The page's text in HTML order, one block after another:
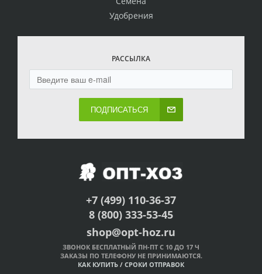
Удобрения
РАССЫЛКА
ПОДПИСАТЬСЯ
+7 (499) 110-36-37
8 (800) 333-53-45
shop@opt-hoz.ru
ЗВОНОК БЕСПЛАТНЫЙ ПН-ПТ С 10 ДО 17 Ч
ЗАКАЗЫ ПО ТЕЛЕФОНУ НЕ ПРИНИМАЮТСЯ.
КАК КУПИТЬ / СРОКИ ОТПРАВОК